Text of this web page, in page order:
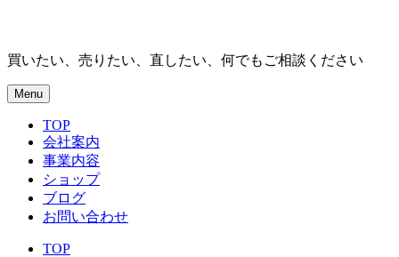
買いたい、売りたい、直したい、何でもご相談ください
Menu
TOP
会社案内
事業内容
ショップ
ブログ
お問い合わせ
TOP